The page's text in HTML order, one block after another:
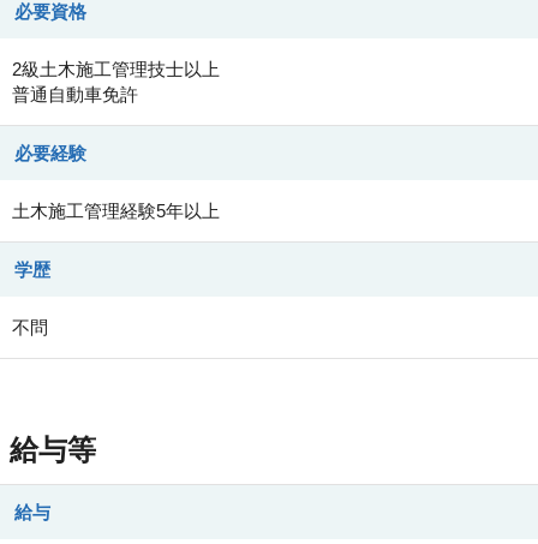
必要資格
2級土木施工管理技士以上
普通自動車免許
必要経験
土木施工管理経験5年以上
学歴
不問
給与等
給与